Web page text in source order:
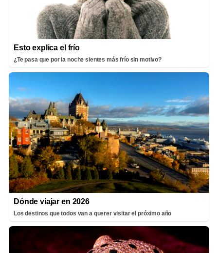
Esto explica el frío
¿Te pasa que por la noche sientes más frío sin motivo?
Dónde viajar en 2026
Los destinos que todos van a querer visitar el próximo año